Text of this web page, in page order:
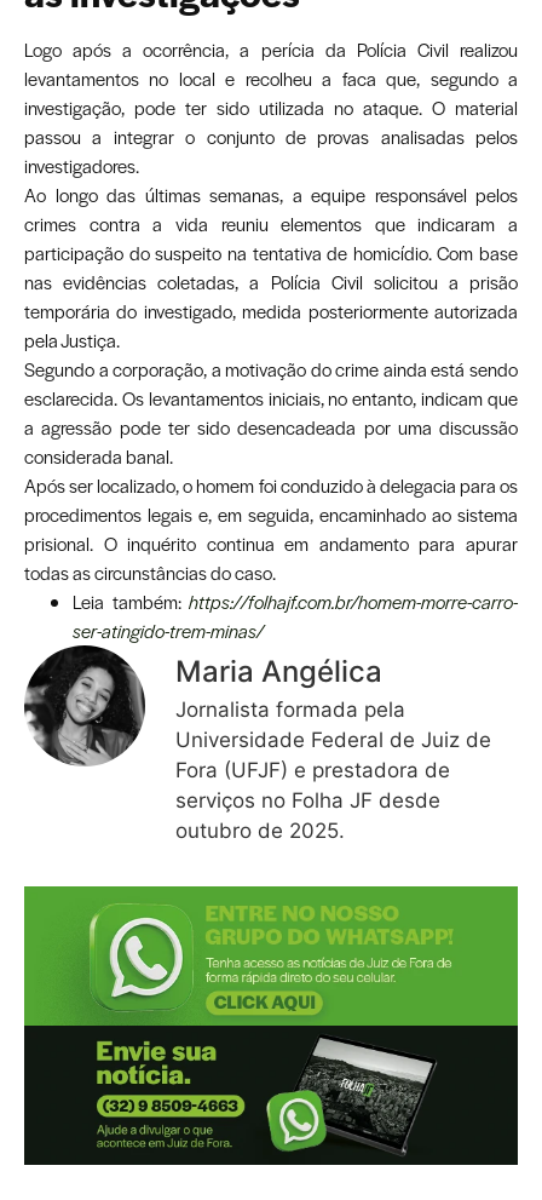
Logo após a ocorrência, a perícia da Polícia Civil realizou
levantamentos no local e recolheu a faca que, segundo a
investigação, pode ter sido utilizada no ataque. O material
passou a integrar o conjunto de provas analisadas pelos
investigadores.
Ao longo das últimas semanas, a equipe responsável pelos
crimes contra a vida reuniu elementos que indicaram a
participação do suspeito na tentativa de homicídio. Com base
nas evidências coletadas, a Polícia Civil solicitou a prisão
temporária do investigado, medida posteriormente autorizada
pela Justiça.
Segundo a corporação, a motivação do crime ainda está sendo
esclarecida. Os levantamentos iniciais, no entanto, indicam que
a agressão pode ter sido desencadeada por uma discussão
considerada banal.
Após ser localizado, o homem foi conduzido à delegacia para os
procedimentos legais e, em seguida, encaminhado ao sistema
prisional. O inquérito continua em andamento para apurar
todas as circunstâncias do caso.
Leia também: https://folhajf.com.br/homem-morre-carro-
ser-atingido-trem-minas/
Maria Angélica
Jornalista formada pela
Universidade Federal de Juiz de
Fora (UFJF) e prestadora de
serviços no Folha JF desde
outubro de 2025.